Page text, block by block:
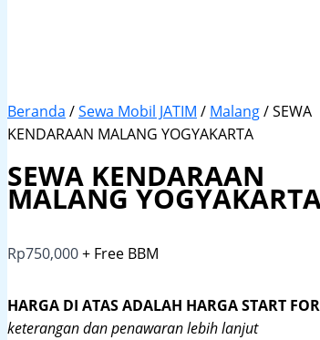
Beranda /Sewa Mobil JATIM / Malang/ SEWA
KENDARAAN MALANG YOGYAKARTA
SEWA KENDARAAN
MALANG
Rp750,000+ Free BBM
HARGA DI ATAS ADALAH HARGA START
keterangan dan penawaran lebih lanjut